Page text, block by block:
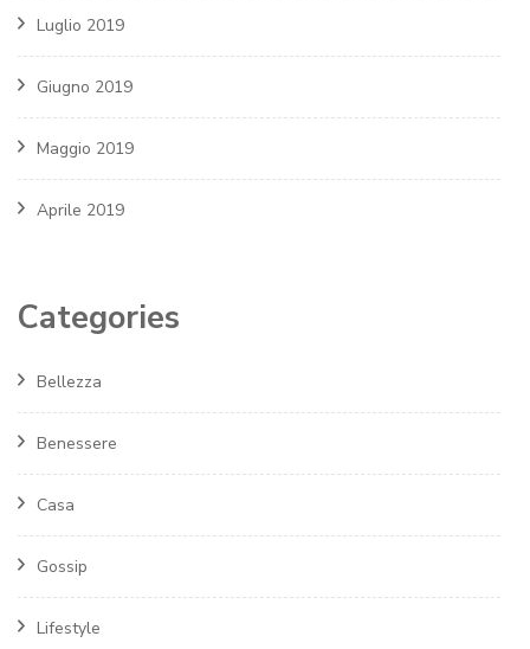
Luglio 2019
Giugno 2019
Maggio 2019
Aprile 2019
Categories
Bellezza
Benessere
Casa
Gossip
Lifestyle